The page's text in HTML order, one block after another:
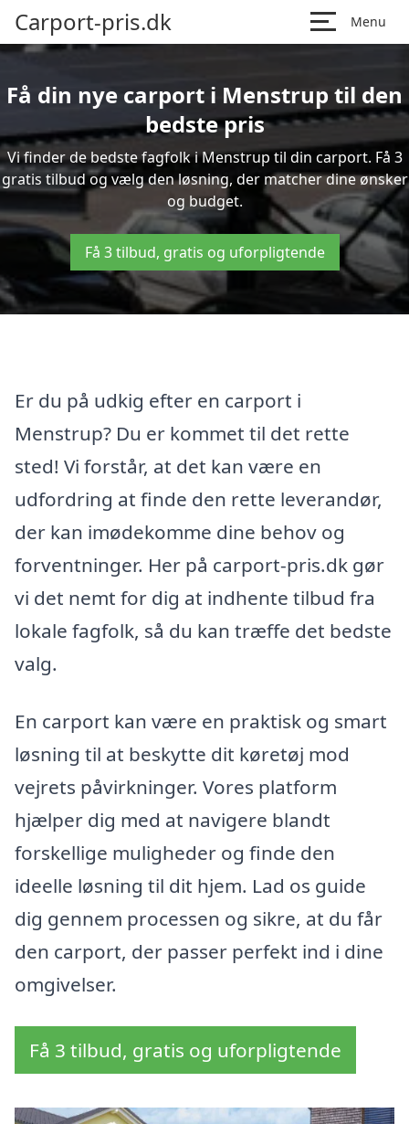
Carport-pris.dk Menu
Få din nye carport i Menstrup til den
bedste pris
Vi finder de bedste fagfolk i Menstrup til din carport. Få 3
gratis tilbud og vælg den løsning, der matcher dine ønsker
og budget.
Få 3 tilbud, gratis og uforpligtende
Er du på udkig efter en carport i
Menstrup? Du er kommet til det rette
sted! Vi forstår, at det kan være en
udfordring at finde den rette leverandør,
der kan imødekomme dine behov og
forventninger. Her på carport-pris.dk gør
vi det nemt for dig at indhente tilbud fra
lokale fagfolk, så du kan træffe det bedste
valg.
En carport kan være en praktisk og smart
løsning til at beskytte dit køretøj mod
vejrets påvirkninger. Vores platform
hjælper dig med at navigere blandt
forskellige muligheder og finde den
ideelle løsning til dit hjem. Lad os guide
dig gennem processen og sikre, at du får
den carport, der passer perfekt ind i dine
omgivelser.
Få 3 tilbud, gratis og uforpligtende